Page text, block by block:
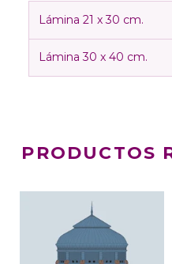
Lámina 21 x 30 cm.
Lámina 30 x 40 cm.
PRODUCTOS